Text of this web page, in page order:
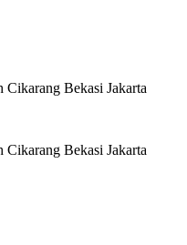
Bekasi Jakarta
Bekasi Jakarta